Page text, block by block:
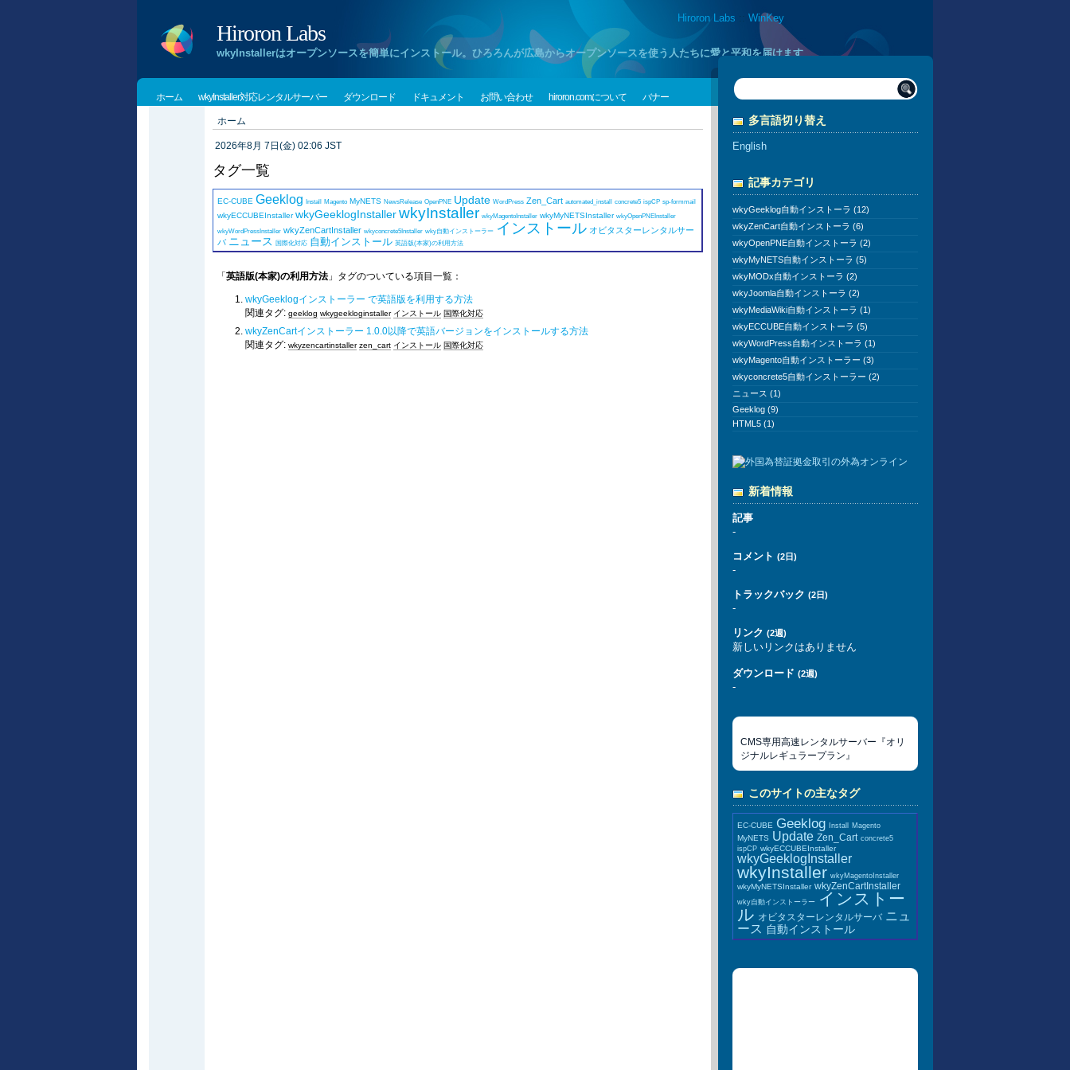
Hiroron Labs :: WinKey
Hiroron Labs
wkyInstallerはオープンソースを簡単にインストール。ひろろんが広島からオープンソースを使う人たちに愛と平和を届けます
ホーム wkyInstaller対応レンタルサーバー ダウンロード ドキュメント お問い合わせ hiroron.comについて バナー
ホーム
2026年8月 7日(金) 02:06 JST
タグ一覧
EC-CUBE Geeklog Install Magento MyNETS NewsRelease OpenPNE Update WordPress Zen_Cart automated_install concrete5 ispCP sp-formmail
wkyECCUBEInstaller wkyGeeklogInstallerwkyInstaller wkyMagentoInstaller wkyMyNETSInstaller wkyOpenPNEInstaller
wkyWordPressInstaller wkyZenCartInstaller wkyconcrete5Installer wky自動インストーラー インストール オビタスターレンタルサー
バ ニュース 国際化対応 自動インストール 英語版(本家)の利用方法
「 英語版(本家)の利用方法 」タグのついている項目一覧：
wkyGeeklogインストーラー で英語版を利用する方法
関連タグ: geeklog wkygeekloginstaller インストール 国際化対応
wkyZenCartインストーラー 1.0.0以降で英語バージョンをインストールする方法
関連タグ: wkyzencartinstaller zen_cart インストール 国際化対応
多言語切り替え
English
記事カテゴリ
wkyGeeklog自動インストーラ (12)
wkyZenCart自動インストーラ (6)
wkyOpenPNE自動インストーラ (2)
wkyMyNETS自動インストーラ (5)
wkyMODx自動インストーラ (2)
wkyJoomla自動インストーラ (2)
wkyMediaWiki自動インストーラ (1)
wkyECCUBE自動インストーラ (5)
wkyWordPress自動インストーラ (1)
wkyMagento自動インストーラー (3)
wkyconcrete5自動インストーラー (2)
ニュース (1)
Geeklog (9)
HTML5 (1)
新着情報
記事
-
コメント (2日)
-
トラックバック (2日)
-
リンク (2週)
新しいリンクはありません
ダウンロード (2週)
-
CMS専用高速レンタルサーバー『オリ
ジナルレギュラープラン』
このサイトの主なタグ
EC-CUBE Geeklog Install Magento
MyNETS Update Zen_Cart concrete5
ispCP wkyECCUBEInstaller
wkyGeeklogInstaller
wkyInstaller wkyMagentoInstaller
wkyMyNETSInstaller wkyZenCartInstaller
wky自動インストーラー インストー
ル オビタスターレンタルサーバ ニュ
ース 自動インストール